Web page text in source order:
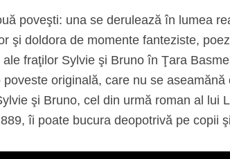
poveşti: una se derulează în lumea
şi doldora de momente fanteziste,
fraţilor Sylvie şi Bruno în Ţara
originală, care nu se aseamănă
şi Bruno, cel din urmă roman al lui
îi poate bucura deopotrivă pe copii